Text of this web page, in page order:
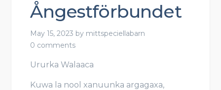
Ångestförbundet
May 15, 2023 by mittspeciellabarn
0 comments
Ururka Walaaca
Kuwa la nool xanuunka argagaxa,